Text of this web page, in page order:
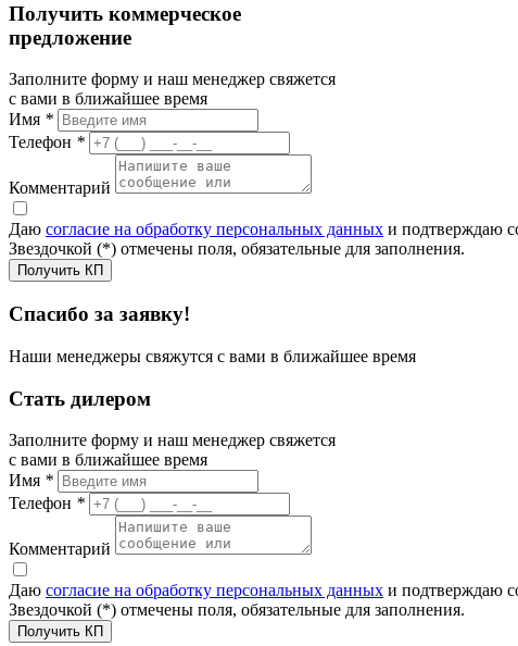
Получить коммерческое
предложение
Заполните форму и наш менеджер свяжется
с вами в ближайшее время
Имя *
Телефон *
Комментарий
Даю согласие на обработку персональных данных и подтверждаю
Звездочкой (*) отмечены поля, обязательные для заполнения.
Получить КП
Спасибо за заявку!
Наши менеджеры свяжутся с вами в ближайшее время
Стать дилером
Заполните форму и наш менеджер свяжется
с вами в ближайшее время
Имя *
Телефон *
Комментарий
Даю согласие на обработку персональных данных и подтверждаю
Звездочкой (*) отмечены поля, обязательные для заполнения.
Получить КП